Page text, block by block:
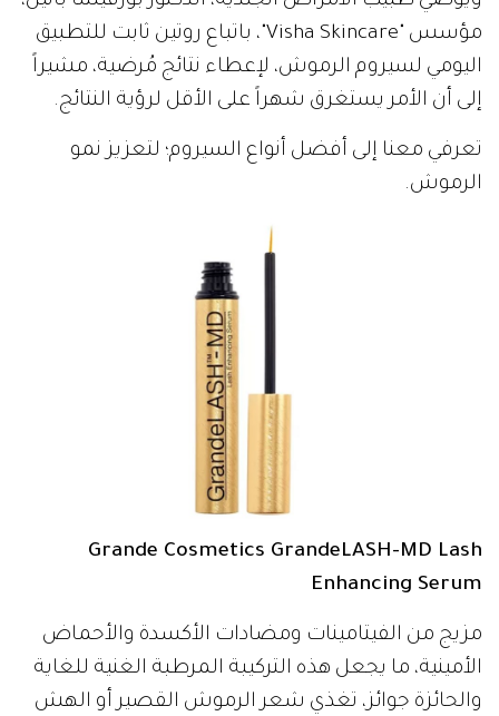
مؤسس "Visha Skincare"، باتباع روتين ثابت للتطبيق
اليومي لسيروم الرموش، لإعطاء نتائج مُرضية، مشيراً
إلى أن الأمر يستغرق شهراً على الأقل لرؤية النتائج.
تعرفي معنا إلى أفضل أنواع السيروم؛ لتعزيز نمو
الرموش.
Grande Cosmetics GrandeLASH-MD Lash
Enhancing Serum
مزيج من الفيتامينات ومضادات الأكسدة والأحماض
الأمينية، ما يجعل هذه التركيبة المرطبة الغنية للغاية
والحائزة جوائز، تغذي شعر الرموش القصير أو الهش